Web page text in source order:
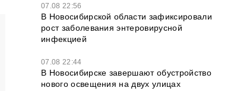
07.08 22:56
В Новосибирской области зафиксировали
рост заболевания энтеровирусной
инфекцией
07.08 22:44
В Новосибирске завершают обустройство
нового освещения на двух улицах